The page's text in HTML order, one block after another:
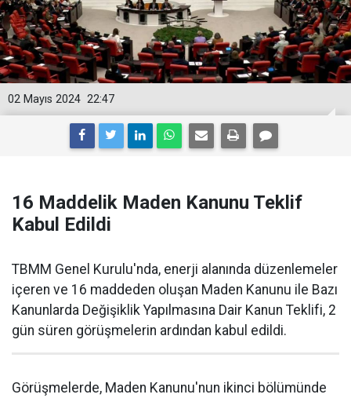
22:47
02 Mayıs 2024
16 Maddelik Maden Kanunu Teklif
Kabul Edildi
TBMM Genel Kurulu'nda, enerji alanında düzenlemeler
içeren ve 16 maddeden oluşan Maden Kanunu ile Bazı
Kanunlarda Değişiklik Yapılmasına Dair Kanun Teklifi, 2
gün süren görüşmelerin ardından kabul edildi.
Görüşmelerde, Maden Kanunu'nun ikinci bölümünde